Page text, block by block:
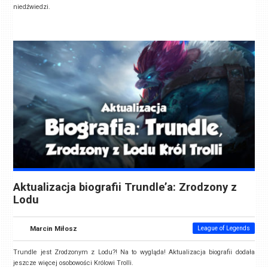
niedźwiedzi.
Aktualizacja biografii Trundle’a: Zrodzony z
Lodu
Marcin Miłosz League of Legends
Trundle jest Zrodzonym z Lodu?! Na to wygląda! Aktualizacja biografii dodała
jeszcze więcej osobowości Królowi Trolli.